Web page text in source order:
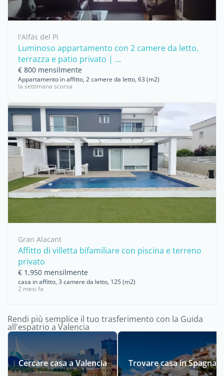
l'Alfàs del Pi
Luminoso appartamento con 2 camere da letto,
terrazza e patio privato | ...
€ 800 mensilmente
Appartamento in affitto, 2 camere da letto, 63 (m2)
la settimana scorsa
Gran Alacant
Affitto di villetta bifamiliare con piscina e terreno
privato
€ 1,950 mensilmente
casa in affitto, 3 camere da letto, 125 (m2)
2 mesi fa
Rendi più semplice il tuo trasferimento con la Guida
all'espatrio a Valencia
Cercare casa a Valencia Trovare casa in Spagna